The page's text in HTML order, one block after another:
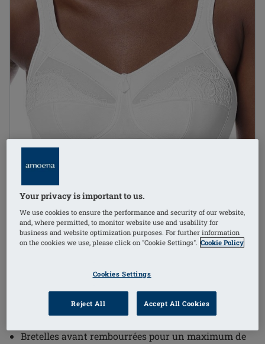
2
Référence de l'article: 0947 Isadora SB
(23)
long de la journée grâce à la conception sans
Les bonnets offrent un maintien et une silhouette
Bretelles avant rembourrées pour un maximum de
Your privacy is important to us.
We use cookies to ensure the performance and security of our website,
and, where permitted, to monitor website use and usability for
business and website optimization purposes. For further information
on the cookies we use, please click on "Cookie Settings". Cookie Policy
Cookies Settings
Reject All Accept All Cookies